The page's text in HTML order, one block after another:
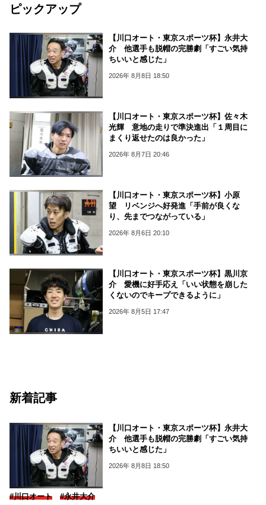
ピックアップ
【川口オート・東京スポーツ杯】永井大
介 他選手も脱帽の完勝劇「すごい気持
ちいいと感じた」
2026年 8月8日 18:50
【川口オート・東京スポーツ杯】佐々木
光輝 意地の走りで準決進出「１周目に
まくり返せたのは良かった」
2026年 8月7日 20:46
【川口オート・東京スポーツ杯】小原
望 リベンジへ好発進「手前が良くな
り、先までつながっている」
2026年 8月6日 20:10
【川口オート・東京スポーツ杯】黒川京
介 愛機に好手応え「いい状態を崩した
くないのでキープできるように」
2026年 8月5日 17:47
新着記事
【川口オート・東京スポーツ杯】永井大
介 他選手も脱帽の完勝劇「すごい気持
ちいいと感じた」
2026年 8月8日 18:50
#川口オート #永井大介